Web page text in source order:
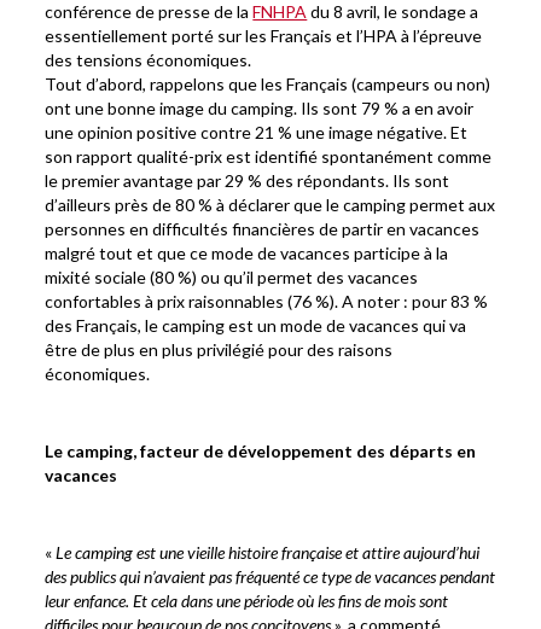
conférence de presse de laFNHPAdu 8 avril, le sondage a
essentiellement porté sur les Français et l’HPA à l’épreuve
des tensions économiques.
Tout d’abord, rappelons que les Français (campeurs ou non)
ont une bonne image du camping. Ils sont 79 % a en avoir
une opinion positive contre 21 % une image négative. Et
son rapport qualité-prix est identifié spontanément comme
le premier avantage par 29 % des répondants. Ils sont
d’ailleurs près de 80 % à déclarer que le camping permet aux
personnes en difficultés financières de partir en vacances
malgré tout et que ce mode de vacances participe à la
mixité sociale (80 %) ou qu’il permet des vacances
confortables à prix raisonnables (76 %). A noter : pour 83 %
des Français, le camping est un mode de vacances qui va
être de plus en plus privilégié pour des raisons
économiques.
Le camping, facteur de développement des départs en
vacances
«Le camping est une vieille histoire française et attire aujourd’hui
des publics qui n’avaient pas fréquenté ce type de vacances pendant
leur enfance. Et cela dans une période où les fins de mois sont